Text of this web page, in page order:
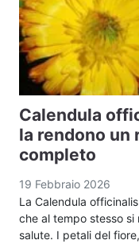
Calendula
la rendono un
completo
19 Febbraio 2026
La Calendula
che al tempo stesso si
salute. I petali del